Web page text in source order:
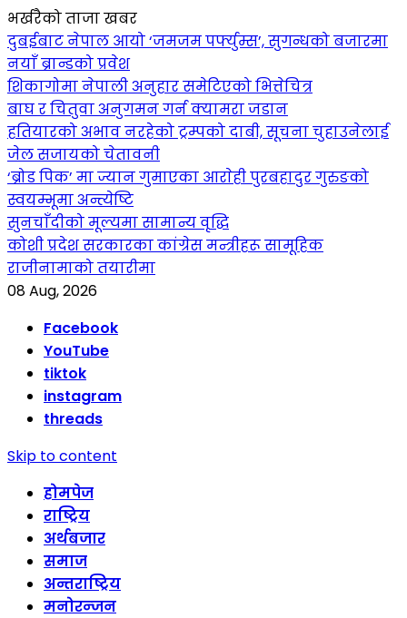
भर्खरैको ताजा खबर
दुबईबाट नेपाल आयो ‘जमजम पर्फ्युम्स’, सुगन्धको बजारमा
नयाँ ब्रान्डको प्रवेश
शिकागोमा नेपाली अनुहार समेटिएको भित्तेचित्र
बाघ र चितुवा अनुगमन गर्न क्यामरा जडान
हतियारको अभाव नरहेको ट्रम्पको दाबी, सूचना चुहाउनेलाई
जेल सजायको चेतावनी
‘ब्रोड पिक’ मा ज्यान गुमाएका आराेही पुरबहादुर गुरुङको
स्वयम्भूमा अन्त्येष्टि
सुनचाँदीको मूल्यमा सामान्य वृद्धि
कोशी प्रदेश सरकारका कांग्रेस मन्त्रीहरू सामूहिक
राजीनामाको तयारीमा
08 Aug, 2026
Facebook
YouTube
tiktok
instagram
threads
Skip to content
होमपेज
राष्ट्रिय
अर्थबजार
समाज
अन्तराष्ट्रिय
मनोरन्जन